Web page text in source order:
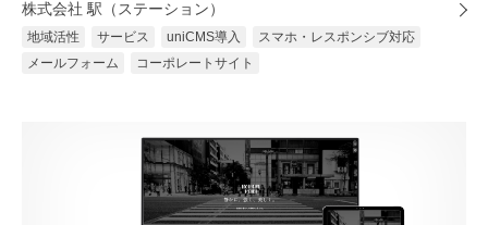
株式会社 駅（ステーション）
地域活性 サービス uniCMS導入
スマホ・レスポンシブ対応
メールフォーム
コーポレートサイト